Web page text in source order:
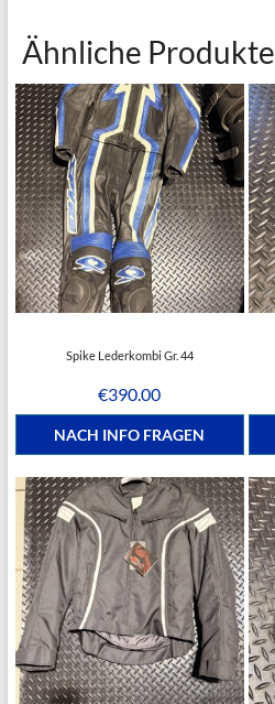
Ähnliche Produkte
Spike Lederkombi Gr. 44
€390.00
NACH INFO FRAGEN